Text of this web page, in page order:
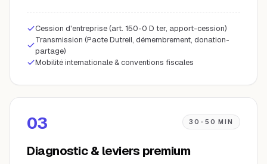
Cession d'entreprise (art. 150-0 D ter, apport-cession)
Transmission (Pacte Dutreil, démembrement, donation-
partage)
Mobilité internationale & conventions fiscales
03 30-50 MIN
Diagnostic & leviers premium